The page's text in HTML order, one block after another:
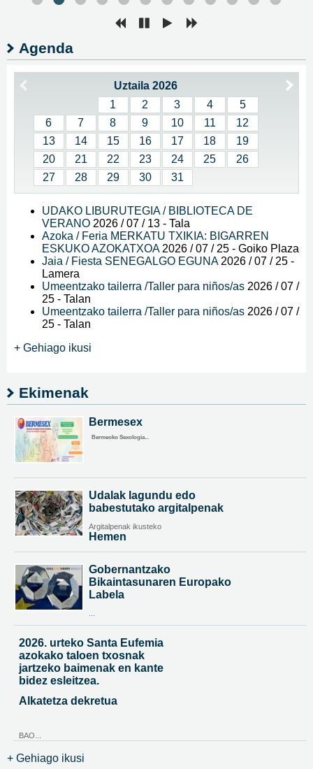
Agenda
Uztaila 2026
1
2 3 4
5
6
7 8 9 10 11
12
13
14 15 16 17 18
19
20
21 22 23 24 25
26
27
28 29 30 31
UDAKO LIBURUTEGIA / BIBLIOTECA DE
VERANO 2026 / 07 / 13 - Tala
Azoka / Feria MERKATU TXIKIA: BIGARREN
ESKUKO AZOKATXOA 2026 / 07 / 25 - Goiko Plaza
Jaia / Fiesta SENEGALGO EGUNA 2026 / 07 / 25 -
Lamera
Umeentzako tailerra /Taller para niños/as 2026 / 07 /
25 - Talan
Umeentzako tailerra /Taller para niños/as 2026 / 07 /
25 - Talan
+ Gehiago ikusi
Ekimenak
Bermesex
Bermeoko Sexologia...
Udalak lagundu edo
babestutako argitalpenak
Argitalpenak ikusteko
Hemen
Gobernantzako
Bikaintasunaren Europako
Labela
2026. urteko Santa Eufemia
azokako taloen txosnak
jartzeko baimenak en kante
bidez esleitzea.
Alkatetza dekretua
BAO...
+ Gehiago ikusi